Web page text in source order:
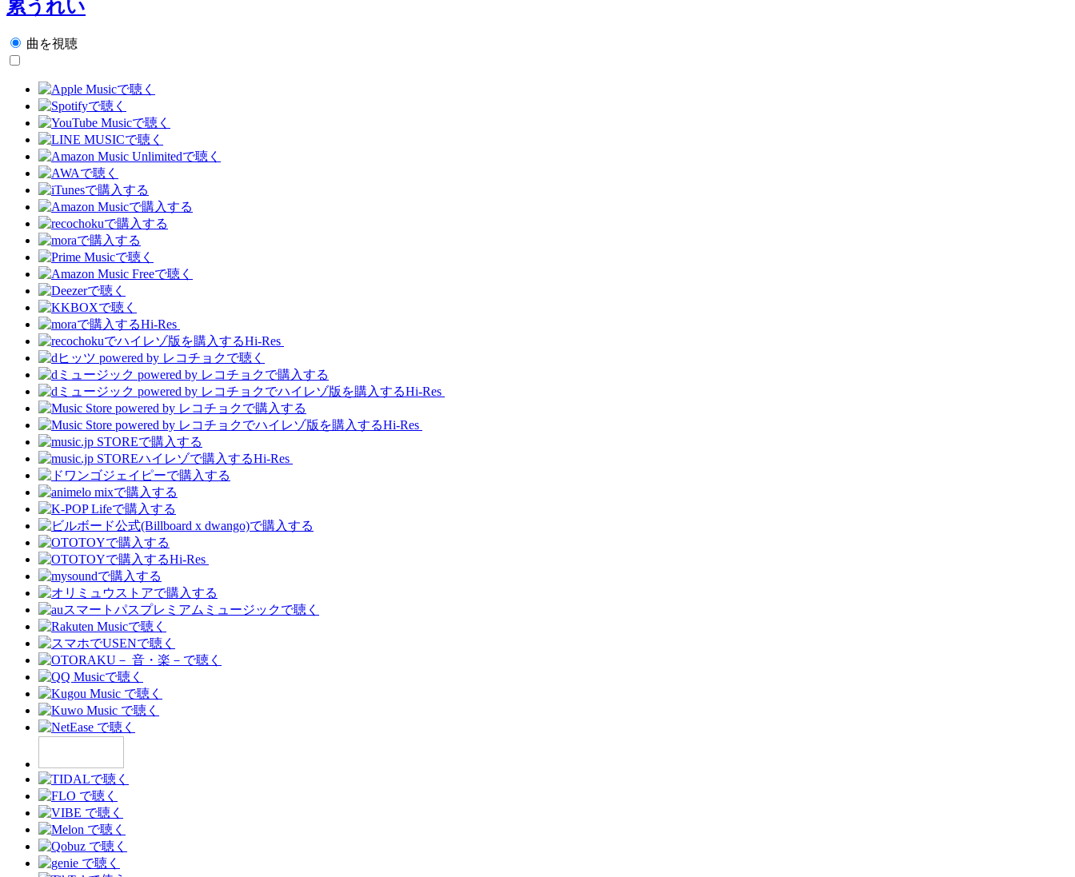
累うれい
曲を視聴
Hi-Res
Hi-Res
Hi-Res
Hi-Res
Hi-Res
Hi-Res